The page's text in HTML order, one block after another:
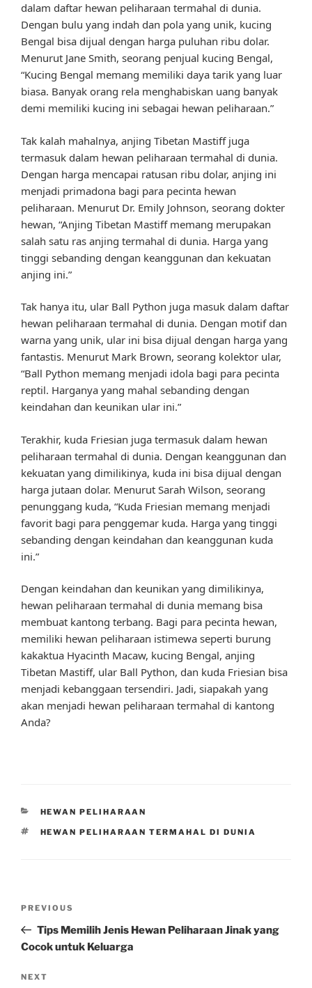
dalam daftar hewan peliharaan termahal di dunia.
Dengan bulu yang indah dan pola yang unik, kucing
Bengal bisa dijual dengan harga puluhan ribu dolar.
Menurut Jane Smith, seorang penjual kucing Bengal,
“Kucing Bengal memang memiliki daya tarik yang luar
biasa. Banyak orang rela menghabiskan uang banyak
demi memiliki kucing ini sebagai hewan peliharaan.”
Tak kalah mahalnya, anjing Tibetan Mastiff juga
termasuk dalam hewan peliharaan termahal di dunia.
Dengan harga mencapai ratusan ribu dolar, anjing ini
menjadi primadona bagi para pecinta hewan
peliharaan. Menurut Dr. Emily Johnson, seorang dokter
hewan, “Anjing Tibetan Mastiff memang merupakan
salah satu ras anjing termahal di dunia. Harga yang
tinggi sebanding dengan keanggunan dan kekuatan
anjing ini.”
Tak hanya itu, ular Ball Python juga masuk dalam daftar
hewan peliharaan termahal di dunia. Dengan motif dan
warna yang unik, ular ini bisa dijual dengan harga yang
fantastis. Menurut Mark Brown, seorang kolektor ular,
“Ball Python memang menjadi idola bagi para pecinta
reptil. Harganya yang mahal sebanding dengan
keindahan dan keunikan ular ini.”
Terakhir, kuda Friesian juga termasuk dalam hewan
peliharaan termahal di dunia. Dengan keanggunan dan
kekuatan yang dimilikinya, kuda ini bisa dijual dengan
harga jutaan dolar. Menurut Sarah Wilson, seorang
penunggang kuda, “Kuda Friesian memang menjadi
favorit bagi para penggemar kuda. Harga yang tinggi
sebanding dengan keindahan dan keanggunan kuda
ini.”
Dengan keindahan dan keunikan yang dimilikinya,
hewan peliharaan termahal di dunia memang bisa
membuat kantong terbang. Bagi para pecinta hewan,
memiliki hewan peliharaan istimewa seperti burung
kakaktua Hyacinth Macaw, kucing Bengal, anjing
Tibetan Mastiff, ular Ball Python, dan kuda Friesian bisa
menjadi kebanggaan tersendiri. Jadi, siapakah yang
akan menjadi hewan peliharaan termahal di kantong
Anda?
CATEGORIES
HEWAN PELIHARAAN
TAGS
HEWAN PELIHARAAN TERMAHAL DI DUNIA
Previous
Post
PREVIOUS
Tips Memilih Jenis Hewan Peliharaan Jinak yang
Cocok untuk Keluarga
Next
NEXT